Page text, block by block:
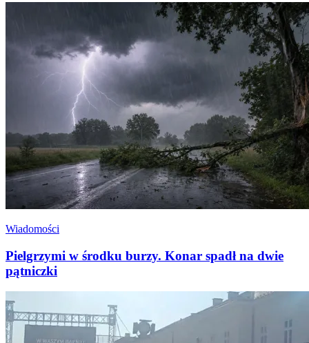
Wiadomości
Pielgrzymi w środku burzy. Konar spadł na dwie
pątniczki